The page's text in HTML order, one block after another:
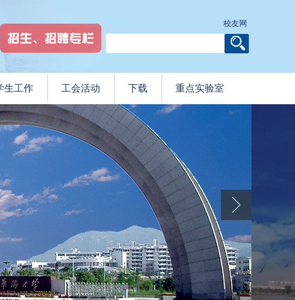
校友网
生工作 工会活动 下载 重点实验室